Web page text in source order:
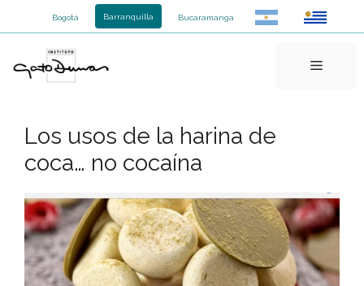
Bogotá Barranquilla Bucaramanga
Menú
Los usos de la harina de
coca… no cocaína